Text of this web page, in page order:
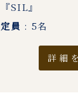
『SIL』
定員 : 5名
詳細